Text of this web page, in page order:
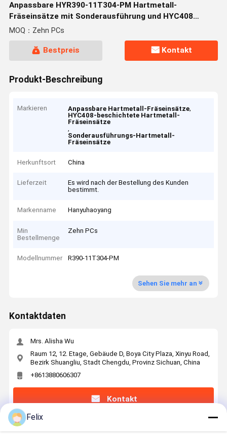
Anpassbare HYR390-11T304-PM Hartmetall-
Fräseinsätze mit Sonderausführung und HYC408
Beschichtung
MOQ：Zehn PCs
Bestpreis Kontakt
Produkt-Beschreibung
Markieren Anpassbare Hartmetall-Fräseinsätze,
HYC408-beschichtete Hartmetall-
Fräseinsätze
,
Sonderausführungs-Hartmetall-
Fräseinsätze
Herkunftsort China
Lieferzeit
Es wird nach der Bestellung des Kunden
bestimmt.
Markenname Hanyuhaoyang
Min
Bestellmenge
Zehn PCs
Modellnummer R390-11T304-PM
Sehen Sie mehr an
Kontaktdaten
Mrs. Alisha Wu
Raum 12, 12. Etage, Gebäude D, Boya City Plaza, Xinyu Road,
Bezirk Shuangliu, Stadt Chengdu, Provinz Sichuan, China
+8613880606307
Kontakt
Erhalten Sie Den Besten Preis Für
Felix